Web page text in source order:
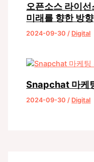
오픈소스 라이
미래를 향한 방향
2024-09-30 / Digital
Snapchat 마케
2024-09-30 / Digital